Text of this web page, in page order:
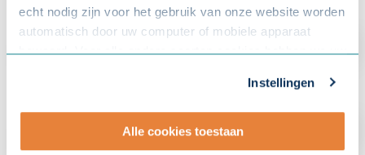
echt nodig zijn voor het gebruik van onze website worden
automatisch door uw computer of mobiele apparaat
bewaard. Voor alle andere soorten cookies hebben we uw
aanpassen. Met uw toestemming delen wij uw gegevens
met onze10 partners.
- Lees hier onzeprivacyverklaringen onze
Instellingen
Alle cookies toestaan